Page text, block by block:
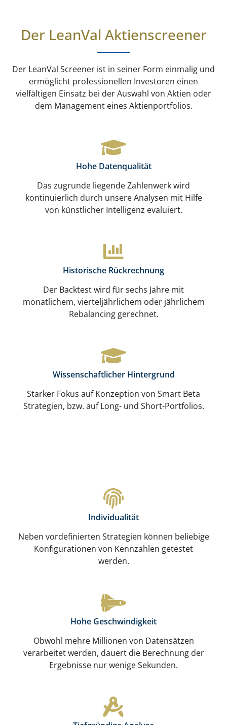
Der LeanVal Aktienscreener
Der LeanVal Screener ist in seiner Form einmalig und
ermöglicht professionellen Investoren einen
vielfältigen Einsatz bei der Auswahl von Aktien oder
dem Management eines Aktienportfolios.
Hohe Datenqualität
Das zugrunde liegende Zahlenwerk wird
kontinuierlich durch unsere Analysen mit Hilfe
von künstlicher Intelligenz evaluiert.
Historische Rückrechnung
Der Backtest wird für sechs Jahre mit
monatlichem, vierteljährlichem oder jährlichem
Rebalancing gerechnet.
Wissenschaftlicher Hintergrund
Starker Fokus auf Konzeption von Smart Beta
Strategien, bzw. auf Long- und Short-Portfolios.
Individualität
Neben vordefinierten Strategien können beliebige
Konfigurationen von Kennzahlen getestet
werden.
Hohe Geschwindigkeit
Obwohl mehre Millionen von Datensätzen
verarbeitet werden, dauert die Berechnung der
Ergebnisse nur wenige Sekunden.